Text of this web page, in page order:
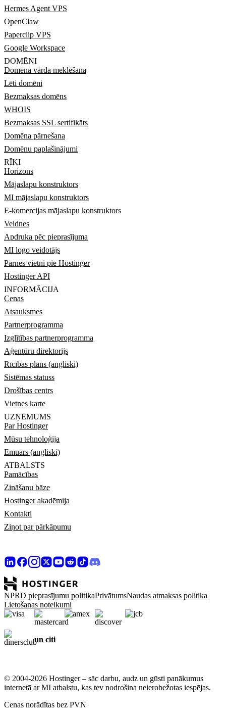
Hermes Agent VPS
OpenClaw
Paperclip VPS
Google Workspace
DOMĒNI
Domēna vārda meklēšana
Lēti domēni
Bezmaksas domēns
WHOIS
Bezmaksas SSL sertifikāts
Domēna pārnešana
Domēnu paplašinājumi
RĪKI
Horizons
Mājaslapu konstruktors
MI mājaslapu konstruktors
E-komercijas mājaslapu konstruktors
Veidnes
Apdruka pēc pieprasījuma
MI logo veidotājs
Pārnes vietni pie Hostinger
Hostinger API
INFORMĀCIJA
Cenas
Atsauksmes
Partnerprogramma
Izglītības partnerprogramma
Aģentūru direktorijs
Rīcības plāns (angliski)
Sistēmas statuss
Drošības centrs
Vietnes karte
UZŅĒMUMS
Par Hostinger
Mūsu tehnoloģija
Emuārs (angliski)
ATBALSTS
Pamācības
Zināšanu bāze
Hostinger akadēmija
Kontakti
Ziņot par pārkāpumu
NPRD pieprasījumu politikaPrivātumsNaudas atmaksas politika
Lietošanas noteikumi
un citi
© 2004-2026 Hostinger – sāc darbu, audz un gūsti panākumus
internetā ar MI atbalstu, kas tev nodrošina neierobežotas iespējas.
Cenas norādītas bez PVN